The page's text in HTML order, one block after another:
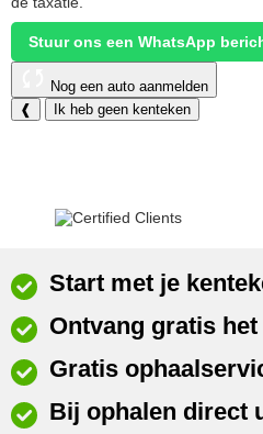
Start met je
Ontvang gratis het
Gratis
Bij ophalen direct
Stuur ons een WhatsApp
Nog een auto aanmelden
❰
Ik heb geen kenteken